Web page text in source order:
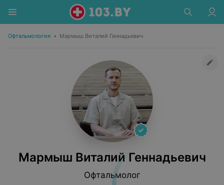
Офтальмология • Мармыш Виталий Геннадьевич
Мармыш Виталий Геннадьевич
Офтальмолог